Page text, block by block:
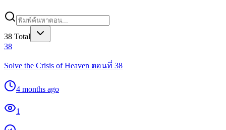
38 Total
38
Solve the Crisis of Heaven ตอนที่ 38
4 months ago
1